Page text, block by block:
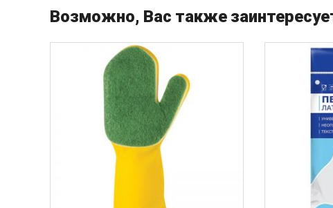
Возможно, Вас также